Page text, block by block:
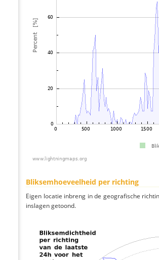
Bliksemhoeveelheid per richting
Eigen locatie inbreng in de geografische
inslagen getoond.